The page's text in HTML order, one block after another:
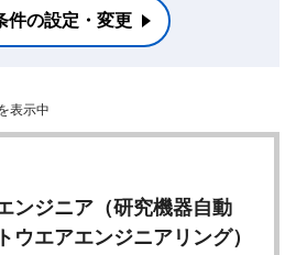
件の設定・変更
表示中
ンジニア（研究機器自動
ウエアエンジニアリング）